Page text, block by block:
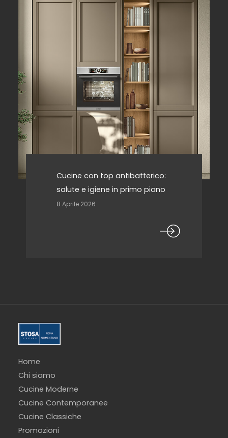
Cucine con top antibatterico:
salute e igiene in primo piano
8 Aprile 2026
Home
Chi siamo
Cucine Moderne
Cucine Contemporanee
Cucine Classiche
Promozioni